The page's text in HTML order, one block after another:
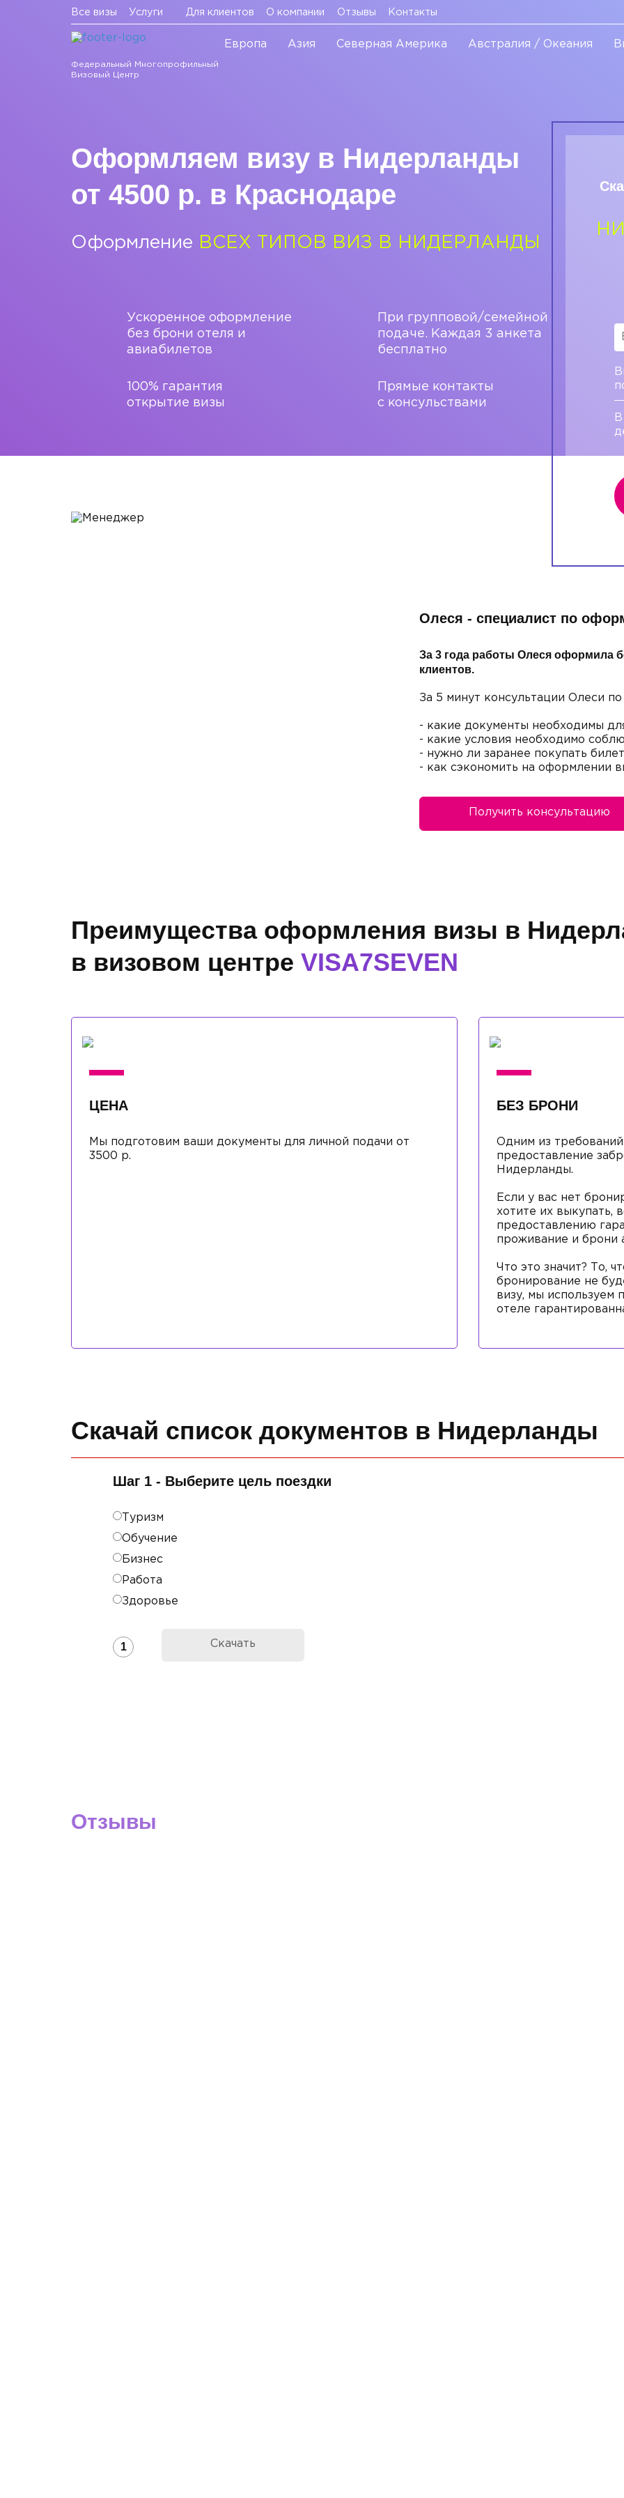
Все визы Услуги Для клиентов О компании Отзывы Контакты
Федеральный Многопрофильный
Визовый Центр
Европа Азия Северная Америка Австралия / Океания
Оформляем визу в Нидерланды
от 4500 р. в Краснодаре
Оформление ВСЕХ ТИПОВ ВИЗ В НИДЕРЛАНДЫ
Ускоренное оформление
без брони отеля и
авиабилетов
При групповой/семейной
подаче. Каждая 3 анкета
бесплатно
100% гарантия
открытие визы
Прямые контакты
с консульствами
Олеся - специалист по
За 3 года работы Олеся оформила
клиентов.
За 5 минут консультации Олеси
- какие документы необходимы
- какие условия необходимо
- нужно ли заранее покупать
- как сэкономить на оформлении
Получить консультацию
Преимущества оформления визы в
в визовом центре VISA7SEVEN
ЦЕНА
Мы подготовим ваши документы для личной подачи от
3500 р.
БЕЗ БРОНИ
Одним из требований
предоставление
Нидерланды.
Если у вас нет
хотите их выкупать,
предоставлению
проживание и брони
Что это значит? То,
бронирование не
визу, мы используем
отеле
Скачай список документов в Нидерланды
Шаг 1 - Выберите цель поездки
Туризм
Обучение
Бизнес
Работа
Здоровье
1 Скачать
Отзывы